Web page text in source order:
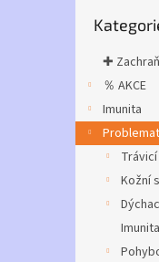
kategorie
✚
％ AKCE
Imunita
Kožní